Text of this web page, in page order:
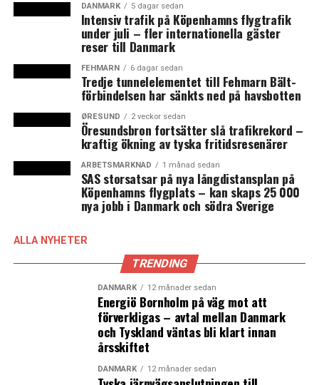
Arbetet kommer först ske i riktning mot Danmark under
vecka 48 och kommande vecka i riktning mot Sverige.
(News Øresund).
LÄS OCKSÅ:
Passagerare på Snälltåget väcks mitt i natten av dansk
gränspolis vid dansk-tyska gränsen
Ingen rusning till Skånetrafikens extrabussar över
Öresundsbron – tiominuterstrafik som planerat i mitten
av december
DANMARK 5 dagar sedan
Intensiv trafik på Köpenhamns flygtrafik
under juli – fler internationella gäster
reser till Danmark
FEHMARN 6 dagar sedan
Tredje tunnelelementet till Fehmarn Bält-
förbindelsen har sänkts ned på havsbotten
ØRESUND 2 veckor sedan
Öresundsbron fortsätter slå trafikrekord –
kraftig ökning av tyska fritidsresenärer
ARBETSMARKNAD 1 månad sedan
SAS storsatsar på nya långdistansplan på
Köpenhamns flygplats – kan skaps 25 000
nya jobb i Danmark och södra Sverige
ALLA NYHETER
TRENDING
DANMARK 12 månader sedan
Energiö Bornholm på väg mot att
förverkligas – avtal mellan Danmark
och Tyskland väntas bli klart innan
årsskiftet
DANMARK 12 månader sedan